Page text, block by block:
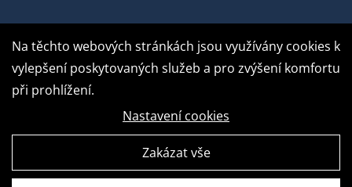
GDPR Ready
Na těchto webových stránkách jsou využívány cookies k
vylepšení poskytovaných služeb a pro zvýšení komfortu
při prohlížení.
Nastavení cookies
Zakázat vše